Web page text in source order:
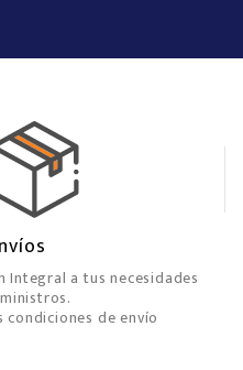
Integral a tus necesidades
condiciones de envío